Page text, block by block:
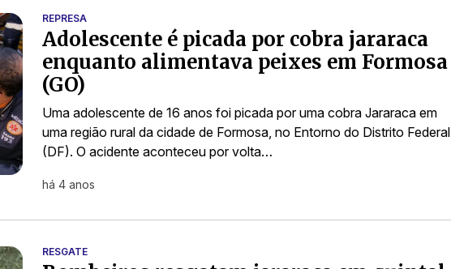
REPRESA
Adolescente é picada por cobra jararaca
enquanto alimentava peixes em Formosa
(GO)
Uma adolescente de 16 anos foi picada por uma cobra Jararaca em
uma região rural da cidade de Formosa, no Entorno do Distrito Federal
(DF). O acidente aconteceu por volta…
há 4 anos
RESGATE